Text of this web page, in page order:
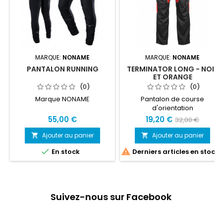
MARQUE: NONAME
PANTALON RUNNING
(0)
Marque NONAME
55,00 €
 Ajouter au panier
 En stock
MARQUE: NONAME
TERMINATOR LONG - NOIR
ET ORANGE
(0)
Pantalon de course
d'orientation
19,20 € 32,00 €
 Ajouter au panier
 Derniers articles en stock
Suivez-nous sur Facebook